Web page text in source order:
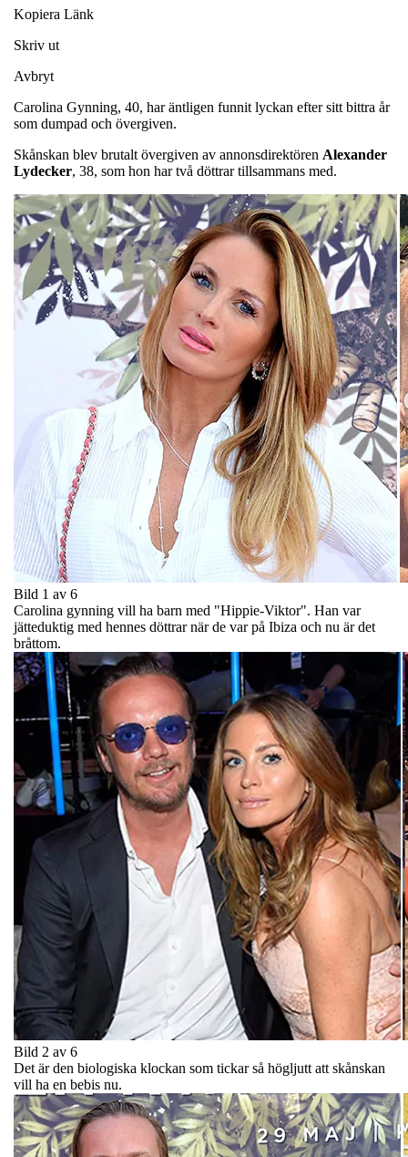
Kopiera Länk
Skriv ut
Avbryt
Carolina Gynning, 40, har äntligen funnit lyckan efter sitt bittra år
som dumpad och övergiven.
Skånskan blev brutalt övergiven av annonsdirektören Alexander
Lydecker, 38, som hon har två döttrar tillsammans med.
Bild 1 av 6
Carolina gynning vill ha barn med "Hippie-Viktor". Han var
jätteduktig med hennes döttrar när de var på Ibiza och nu är det
bråttom.
Bild 2 av 6
Det är den biologiska klockan som tickar så högljutt att skånskan
vill ha en bebis nu.